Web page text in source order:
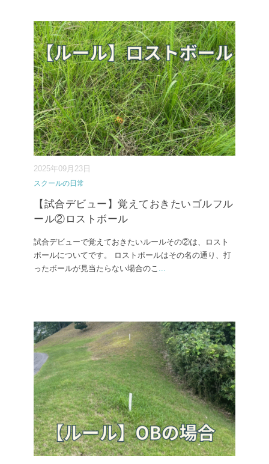
2025年09月23日
スクールの日常
【試合デビュー】覚えておきたいゴルフル
ール②ロストボール
試合デビューで覚えておきたいルールその②は、ロスト
ボールについてです。 ロストボールはその名の通り、打
ったボールが見当たらない場合のこ ...